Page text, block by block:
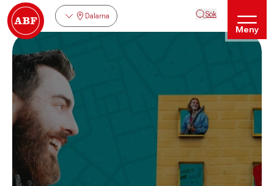
Dalarna Sök
Meny